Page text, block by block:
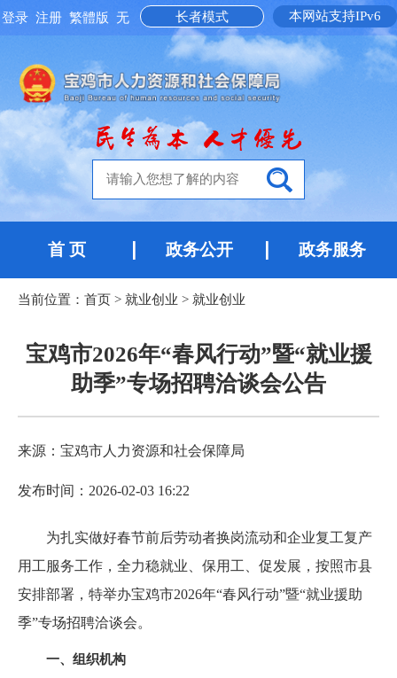
本网站支持IPv6
长者模式
登录 注册 繁體版 无
首 页 政务公开 政务服务
当前位置： 首页 > 就业创业 > 就业创业
宝鸡市2026年“春风行动”暨“就业援
助季”专场招聘洽谈会公告
来源：宝鸡市人力资源和社会保障局
发布时间：2026-02-03 16:22
为扎实做好春节前后劳动者换岗流动和企业复工复产
用工服务工作，全力稳就业、保用工、促发展，按照市县
安排部署，特举办宝鸡市2026年“春风行动”暨“就业援助
季”专场招聘洽谈会。
一、组织机构